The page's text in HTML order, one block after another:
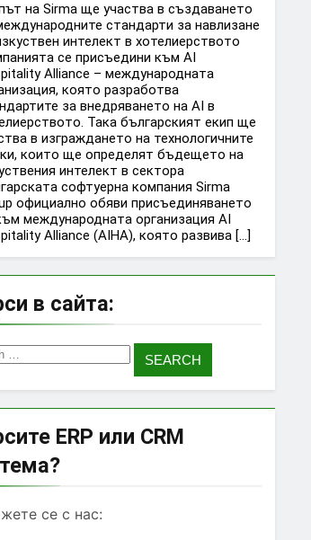
на Sirma ще участва в създаването
стандарти за навлизане
интелект в хотелиерството
се присъедини към AI
Alliance – международната
която разработва
за внедряването на AI в
Така българският екип ще
в изграждането на технологичните
които ще определят бъдещето на
интелект в сектора
софтуерна компания Sirma
официално обяви присъединяването
международната организация AI
Alliance (AIHA), която развива […]
в сайта:
ERP или CRM
се с нас: